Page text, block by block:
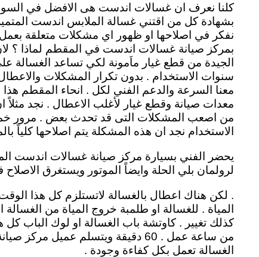
كلنا نعرف ان غسالات اندست هى الافضل في
بشهادة كل من اقتني غسالة الملابس اندست
نفكر في اصلاحها او ظهور اي مشكلات متعلقة بعمل
بمركز صيانة غسالات اندست في المقطم لماذا ؟
الجيدة من قطع غيار ماَمونة لكي تساعد الغسالة
سنوات الاستخدام . بدون تكرار المشكلات
معنا السرعة والدعم الفني لكل . انحاء المقطم
معدات صيانة وقطع غيار لأغلب الاعطال . نجد
من اصعب المشكلات التى قد تحدث بعض . مرور
الاستخدام نجد ان هذه المشكلة يتم اصلاحها كلياً
يحضر الفني بسيارة مركز صيانة غسالات اندست
لرولمان بلي الحلة وايضاً الموتور ويستغرق
. لكن هناك اعطال بالغسالة لاتستلزم كل هذا
المياة . للغسالة او طلمبة خروج المياة من
كذلك تغيير . كاوتشة باب الغسالة او لوك الباب كل
من ساعة عمل . 60 دقيقة ويتسلم عميل
الغسالة تعمل بكل كفاءة وجودة .